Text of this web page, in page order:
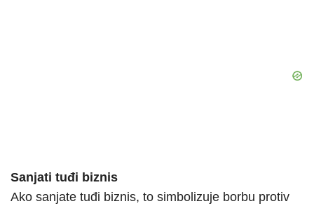
Sanjati tuđi biznis
Ako sanjate tuđi biznis, to simbolizuje borbu protiv